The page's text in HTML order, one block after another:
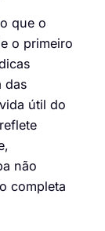
que o
o primeiro
das
útil do
não
completa